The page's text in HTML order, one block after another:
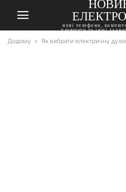
нові телефони,
планшети та інші
Додому Як вибрати електричну